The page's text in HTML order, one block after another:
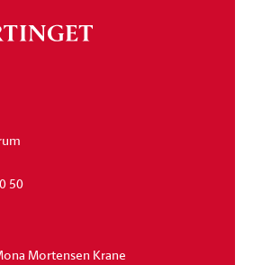
50
Mortensen Krane